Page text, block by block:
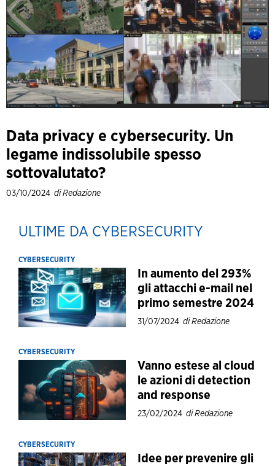
Data privacy e cybersecurity. Un
legame indissolubile spesso
sottovalutato?
03/10/2024 di Redazione
ULTIME DA CYBERSECURITY
CYBERSECURITY
In aumento del 293%
gli attacchi e-mail nel
primo semestre 2024
31/07/2024 di Redazione
CYBERSECURITY
Vanno estese al cloud
le azioni di detection
and response
23/02/2024 di Redazione
CYBERSECURITY
Idee per prevenire gli